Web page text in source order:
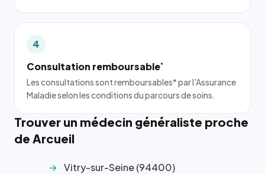
4
Consultation remboursable*
Les consultations sont remboursables* par l'Assurance
Maladie selon les conditions du parcours de soins.
Trouver un médecin généraliste proche
de Arcueil
Vitry-sur-Seine (94400)